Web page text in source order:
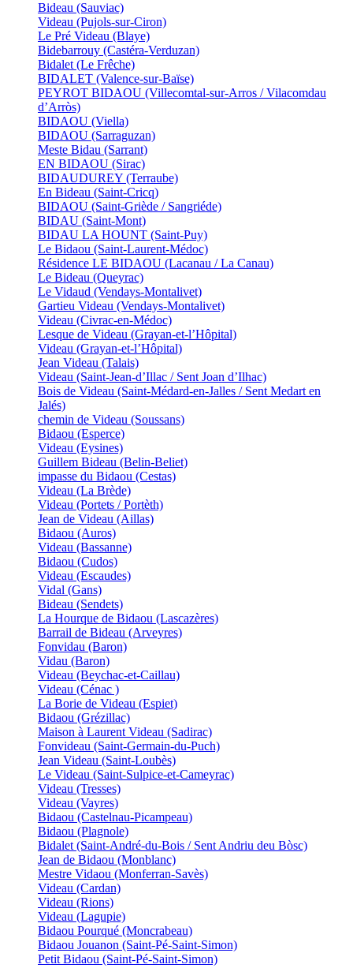
Bideau (Sauviac)
Videau (Pujols-sur-Ciron)
Le Pré Videau (Blaye)
Bidebarrouy (Castéra-Verduzan)
Bidalet (Le Frêche)
BIDALET (Valence-sur-Baïse)
PEYROT BIDAOU (Villecomtal-sur-Arros / Vilacomdau
d’Arròs)
BIDAOU (Viella)
BIDAOU (Sarraguzan)
Meste Bidau (Sarrant)
EN BIDAOU (Sirac)
BIDAUDUREY (Terraube)
En Bideau (Saint-Cricq)
BIDAOU (Saint-Griède / Sangriéde)
BIDAU (Saint-Mont)
BIDAU LA HOUNT (Saint-Puy)
Le Bidaou (Saint-Laurent-Médoc)
Résidence LE BIDAOU (Lacanau / La Canau)
Le Bideau (Queyrac)
Le Vidaud (Vendays-Montalivet)
Gartieu Videau (Vendays-Montalivet)
Videau (Civrac-en-Médoc)
Lesque de Videau (Grayan-et-l’Hôpital)
Videau (Grayan-et-l’Hôpital)
Jean Videau (Talais)
Videau (Saint-Jean-d’Illac / Sent Joan d’Ilhac)
Bois de Videau (Saint-Médard-en-Jalles / Sent Medart en
Jalés)
chemin de Videau (Soussans)
Bidaou (Esperce)
Videau (Eysines)
Guillem Bideau (Belin-Beliet)
impasse du Bidaou (Cestas)
Videau (La Brède)
Videau (Portets / Portèth)
Jean de Videau (Aillas)
Bidaou (Auros)
Videau (Bassanne)
Bidaou (Cudos)
Videau (Escaudes)
Vidal (Gans)
Bideau (Sendets)
La Hourque de Bidaou (Lascazères)
Barrail de Bideau (Arveyres)
Fonvidau (Baron)
Vidau (Baron)
Videau (Beychac-et-Caillau)
Videau (Cénac )
La Borie de Videau (Espiet)
Bidaou (Grézillac)
Maison à Laurent Videau (Sadirac)
Fonvideau (Saint-Germain-du-Puch)
Jean Videau (Saint-Loubès)
Le Videau (Saint-Sulpice-et-Cameyrac)
Videau (Tresses)
Videau (Vayres)
Bidaou (Castelnau-Picampeau)
Bidaou (Plagnole)
Bidalet (Saint-André-du-Bois / Sent Andriu deu Bòsc)
Jean de Bidaou (Monblanc)
Mestre Vidaou (Monferran-Savès)
Videau (Cardan)
Videau (Rions)
Videau (Lagupie)
Bidaou Pourqué (Moncrabeau)
Bidaou Jouanon (Saint-Pé-Saint-Simon)
Petit Bidaou (Saint-Pé-Saint-Simon)